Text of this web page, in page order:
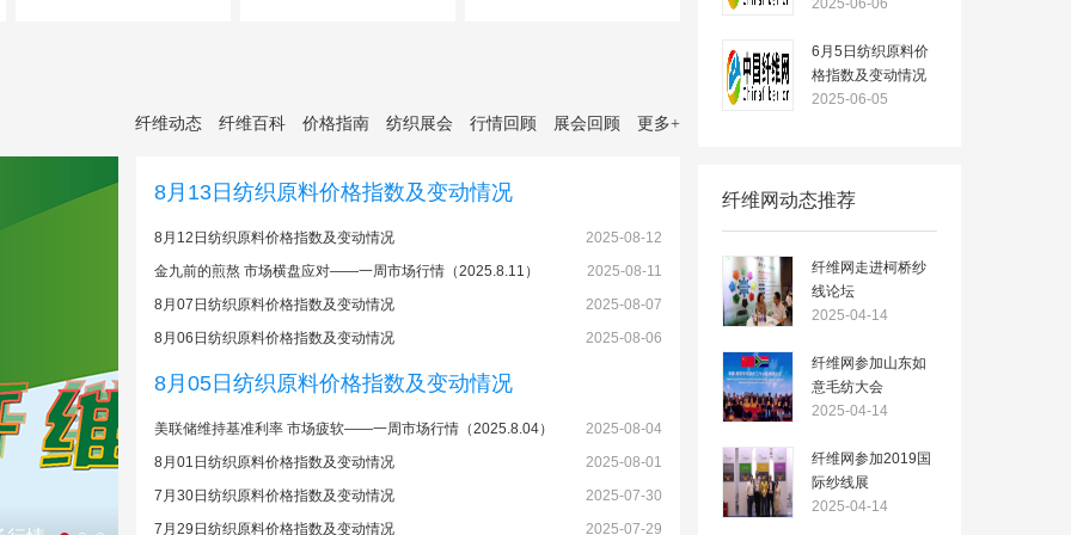
纤维动态 纤维百科 价格指南 纺织展会 行情回顾 展会回顾 更多+
8月13日纺织原料价格指数及变动情况
2025-08-12
8月12日纺织原料价格指数及变动情况
2025-08-11
金九前的煎熬 市场横盘应对——一周市场行情（2025.8.11）
2025-08-07
8月07日纺织原料价格指数及变动情况
2025-08-06
8月06日纺织原料价格指数及变动情况
8月05日纺织原料价格指数及变动情况
2025-08-04
美联储维持基准利率 市场疲软——一周市场行情（2025.8.04）
2025-08-01
8月01日纺织原料价格指数及变动情况
2025-07-30
7月30日纺织原料价格指数及变动情况
2025-07-29
7月29日纺织原料价格指数及变动情况
2025-06-06
6月5日纺织原料价
格指数及变动情况
2025-06-05
纤维网动态推荐
纤维网走进柯桥纱
线论坛
2025-04-14
纤维网参加山东如
意毛纺大会
2025-04-14
纤维网参加2019国
际纱线展
2025-04-14